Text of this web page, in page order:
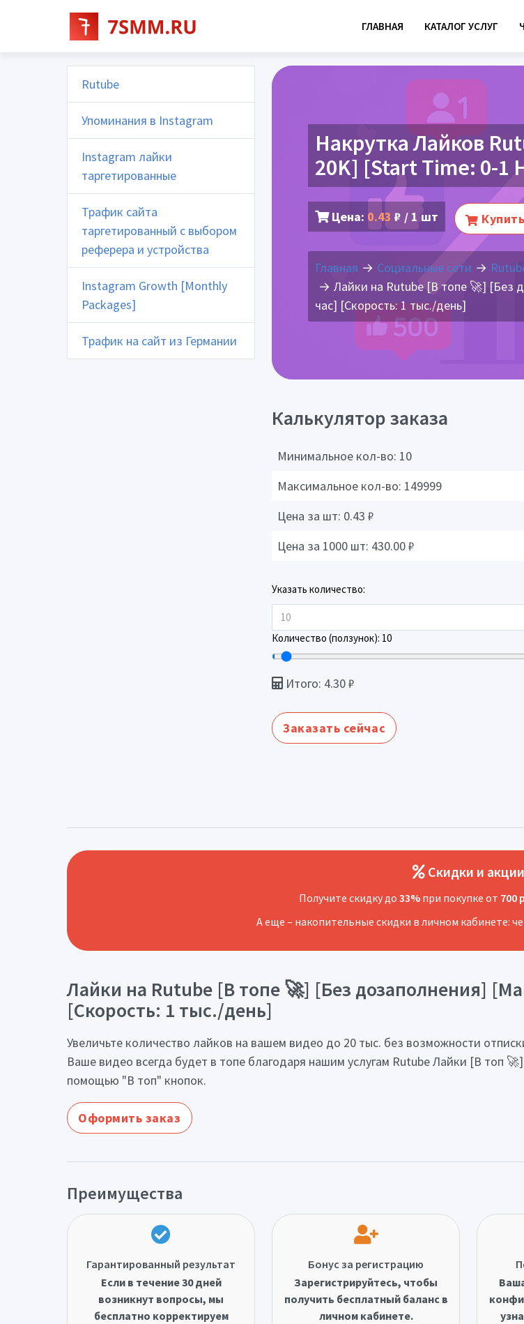
ГЛАВНАЯ КАТАЛОГ УСЛУГ
Rutube
Упоминания в Instagram
Instagram лайки
таргетированные
Трафик сайта
таргетированный с выбором
реферера и устройства
Instagram Growth [Monthly
Packages]
Трафик на сайт из Германии
Накрутка Лайков
20K] [Start Time: 0-1
Цена: 0.43 ₽ / 1 шт
Главная Социальные сети
Лайки на Rutube [В топе 🚀] [Без
час] [Скорость: 1 тыс./день]
Калькулятор заказа
Минимальное кол-во: 10
Максимальное кол-во: 149999
Цена за шт: 0.43 ₽
Цена за 1000 шт: 430.00₽
Указать количество:
Количество (ползунок): 10
Итого: 4.30₽
Заказать сейчас
Скидки и акции
Получите скидку до 33% при покупке от 700
А еще – накопительные скидки в личном кабинете:
Лайки на Rutube [В топе 🚀] [Без дозаполнения]
[Скорость: 1 тыс./день]
Увеличьте количество лайков на вашем видео до 20 тыс. без возможности
Ваше видео всегда будет в топе благодаря нашим услугам Rutube Лайки [В топ
помощью "В топ" кнопок.
Оформить заказ
Преимущества
Гарантированный результат
Если в течение 30 дней
возникнут вопросы, мы
бесплатно корректируем
Бонус за регистрацию
Зарегистрируйтесь, чтобы
получить бесплатный баланс в
личном кабинете.